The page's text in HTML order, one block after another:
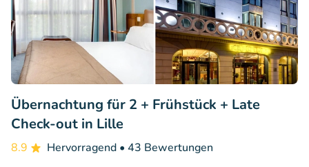
Übernachtung für 2 + Frühstück + Late
Check-out in Lille
8.9 Hervorragend • 43 Bewertungen